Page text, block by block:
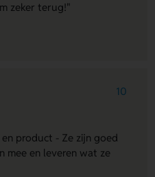
zeker terug!"
10
product - Ze zijn goed
mee en leveren wat ze